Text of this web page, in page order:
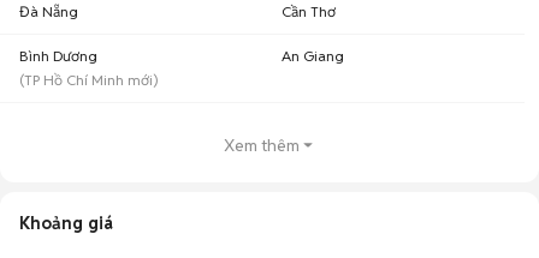
Đà Nẵng Cần Thơ
Bình Dương
(TP Hồ Chí Minh mới)
An Giang
Xem thêm
Khoảng giá